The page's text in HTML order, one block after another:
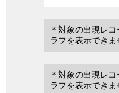
＊対象の出現レ
ラフを表示できま
＊対象の出現レ
ラフを表示できま